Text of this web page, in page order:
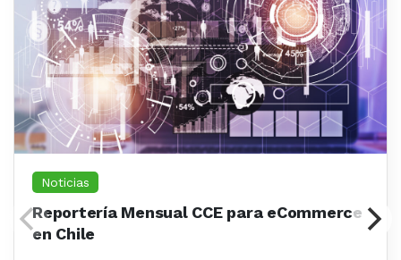
Noticias
Reportería Mensual CCE para eCommerce
en Chile